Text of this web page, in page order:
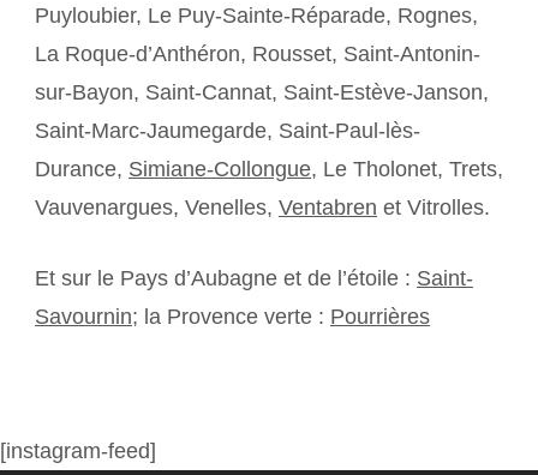
Puyloubier, Le Puy-Sainte-Réparade, Rognes,
La Roque-d’Anthéron, Rousset, Saint-Antonin-
sur-Bayon, Saint-Cannat, Saint-Estève-Janson,
Saint-Marc-Jaumegarde, Saint-Paul-lès-
Durance, Simiane-Collongue, Le Tholonet, Trets,
Vauvenargues, Venelles, Ventabren et Vitrolles.
Et sur le Pays d’Aubagne et de l’étoile : Saint-
Savournin; la Provence verte : Pourrières
[instagram-feed]